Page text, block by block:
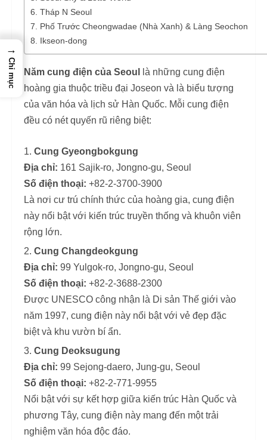
6. Tháp N Seoul
7. Phố Trước Cheongwadae (Nhà Xanh) & Làng Seochon
8. Ikseon-dong
Năm cung điện của Seoul
là những cung điện
hoàng gia thuộc triều đại Joseon và là biểu tượng
của văn hóa và lịch sử Hàn Quốc. Mỗi cung điện
đều có nét quyến rũ riêng biệt:
Cung Gyeongbokgung
Địa chỉ: 161 Sajik-ro, Jongno-gu, Seoul
Số điện thoại: +82-2-3700-3900
Là nơi cư trú chính thức của hoàng gia, cung điện
này nổi bật với kiến trúc truyền thống và khuôn viên
rộng lớn.
Cung Changdeokgung
Địa chỉ: 99 Yulgok-ro, Jongno-gu, Seoul
Số điện thoại: +82-2-3688-2300
Được UNESCO công nhận là Di sản Thế giới vào
năm 1997, cung điện này nổi bật với vẻ đẹp đặc
biệt và khu vườn bí ẩn.
Cung Deoksugung
Địa chỉ: 99 Sejong-daero, Jung-gu, Seoul
Số điện thoại: +82-2-771-9955
Nổi bật với sự kết hợp giữa kiến trúc Hàn Quốc và
phương Tây, cung điện này mang đến một trải
nghiệm văn hóa độc đáo.
→
Chỉ mục